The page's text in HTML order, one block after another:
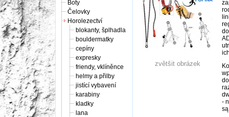
Boty
Čelovky
Horolezectví
blokanty, šplhadla
bouldermatky
cepíny
expresky
friendy, vklíněnce
helmy a přilby
jistící vybavení
karabiny
kladky
lana
zvětšit obrázek
-